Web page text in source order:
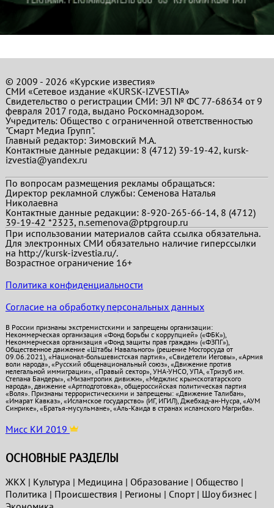
© 2009 - 2026 «Курские известия»
СМИ «Сетевое издание «KURSK-IZVESTIA»
Свидетельство о регистрации СМИ: ЭЛ № ФС 77-68634 от 9
февраля 2017 года, выдано Роскомнадзором.
Учредитель: Общество с ограниченной ответственностью
"Смарт Медиа Групп".
Главный редактор:Зимовский М.А.
Контактные данные редакции: 8 (4712) 39-19-42, kursk-
izvestia@yandex.ru
По вопросам размещения рекламы обращаться:
Директор рекламной службы: Семенова Наталья
Николаевна
Контактные данные редакции: 8-920-265-66-14, 8 (4712)
39-19-42 *2323, n.semenova@ptpgroup.ru
При использовании материалов сайта ссылка обязательна.
Для электронных СМИ обязательно наличие гиперссылки
на http://kursk-izvestia.ru/.
Возрастное ограничение 16+
Политика конфиденциальности
Согласие на обработку персональных данных
В России признаны экстремистскими и запрещены организации:
Некоммерческая организация «Фонд борьбы с коррупцией» («ФБК»),
Некоммерческая организация «Фонд защиты прав граждан» («ФЗПГ»),
Общественное движение «Штабы Навального» (решение Мосгорсуда от
09.06.2021), «Национал-большевистская партия», «Свидетели Иеговы», «Армия
воли народа», «Русский общенациональный союз», «Движение против
нелегальной иммиграции», «Правый сектор», УНА-УНСО, УПА, «Тризуб им.
Степана Бандеры», «Мизантропик дивижн», «Меджлис крымскотатарского
народа», движение «Артподготовка», общероссийская политическая партия
«Воля». Признаны террористическими и запрещены: «Движение Талибан»,
«Имарат Кавказ», «Исламское государство» (ИГ, ИГИЛ), Джебхад-ан-Нусра, «АУМ
Синрике», «Братья-мусульмане», «Аль-Каида в странах исламского Магриба».
Мисс КИ 2019
ОСНОВНЫЕ РАЗДЕЛЫ
ЖКХ | Культура | Медицина | Образование| Общество |
Политика | Проиcшествия | Регионы | Спорт| Шоу бизнес|